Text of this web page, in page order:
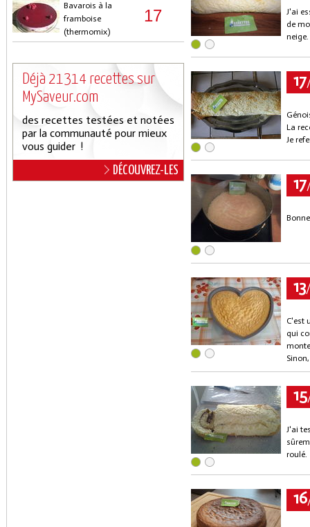
Bavarois à la
framboise
(thermomix)
17
Déjà 21314 recettes sur
MySaveur.com
des recettes testées et notées
par la communauté pour mieux
vous guider !
DÉCOUVREZ-LES
J'ai
de
neige.
17
La
Je
17
13
C'est
qui
15
J'ai
roulé.
16